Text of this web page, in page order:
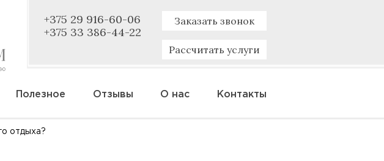
+375 29 916-60-06
+375 33 386-44-22
Заказать звонок
Рассчитать услуги
Полезное Отзывы О нас Контакты
отдыха?